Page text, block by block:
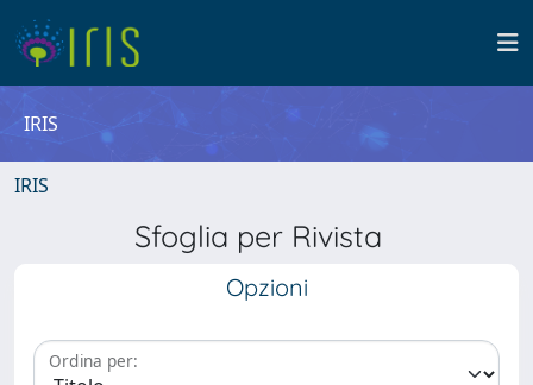
IRIS
IRIS
Sfoglia per Rivista
Opzioni
Ordina per: